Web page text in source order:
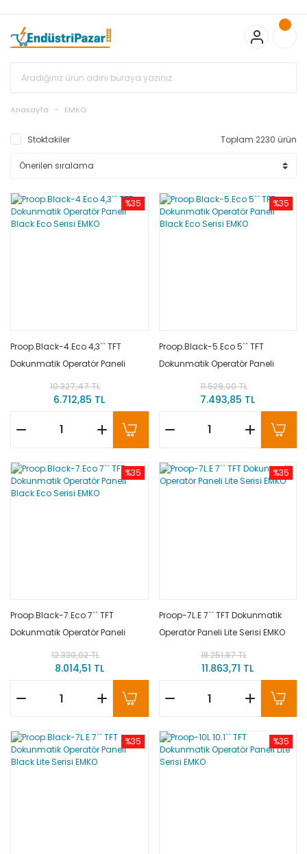
Bayonet J Tip Termokupul Ürünlerinde 50 Adet Alımlarda
Sepette Ekstra %5 İskonto...
50.000,00TL ve Üzeri EMKO Ürünleri
Alışverişlerinizde Sepette %5 EK İNDİRİM...
%15 İskonto... 50.000,00TL ve Üzeri GEMO Ürünleri
Alışverişlerinizde Sepette %3 EK İNDİRİM...
Standart Bayonet J Tip Termokupul Ürünlerinde 100 Adet
Anasayfa EMKO
Stoktakiler Toplam 2230 ürün
%35
Proop.Black-4.Eco 4,3`` TFT
Dokunmatik Operatör Paneli
Black Eco Serisi EMKO
10.327,47 TL
6.712,85 TL
%35
Proop.Black-5.Eco 5`` TFT
Dokunmatik Operatör Paneli
Black Eco Serisi EMKO
11.529,00 TL
7.493,85 TL
%35
Proop.Black-7.Eco 7`` TFT
Dokunmatik Operatör Paneli
Black Eco Serisi EMKO
12.330,02 TL
8.014,51 TL
%35
Proop-7L.E 7`` TFT Dokunmatik
Operatör Paneli Lite Serisi EMKO
18.251,87 TL
11.863,71 TL
%35 %35